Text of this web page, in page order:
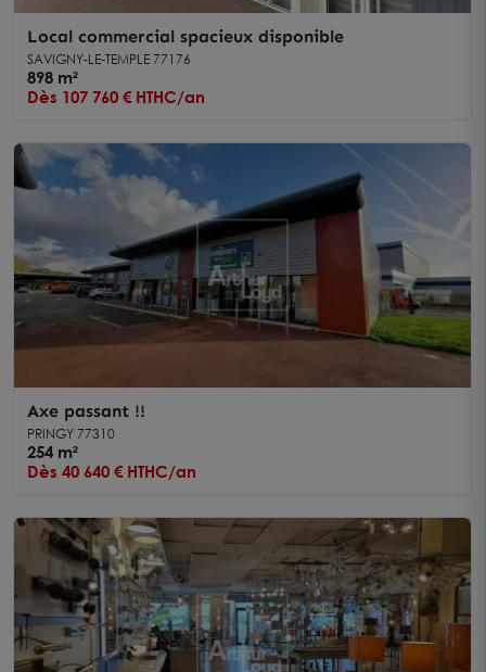
Local commercial spacieux disponible
SAVIGNY-LE-TEMPLE 77176
898 m²
Dès 107 760 € HTHC/an
Axe passant !!
PRINGY 77310
254 m²
Dès 40 640 € HTHC/an